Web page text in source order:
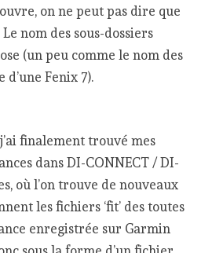
on ne peut pas dire que
nom des sous-dossiers
(un peu comme le nom des
Fenix 7).
finalement trouvé mes
dans DI-CONNECT / DI-
où l’on trouve de nouveaux
les fichiers ‘fit’ des toutes
enregistrée sur Garmin